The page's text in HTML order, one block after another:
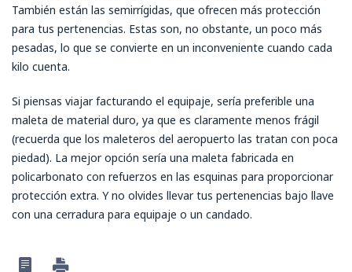
También están las semirrígidas, que ofrecen más protección
para tus pertenencias. Estas son, no obstante, un poco más
pesadas, lo que se convierte en un inconveniente cuando cada
kilo cuenta.
Si piensas viajar facturando el equipaje, sería preferible una
maleta de material duro, ya que es claramente menos frágil
(recuerda que los maleteros del aeropuerto las tratan con poca
piedad). La mejor opción sería una maleta fabricada en
policarbonato con refuerzos en las esquinas para proporcionar
protección extra. Y no olvides llevar tus pertenencias bajo llave
con una cerradura para equipaje o un candado.